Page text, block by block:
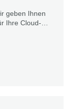
geben Ihnen
Ihre Cloud-